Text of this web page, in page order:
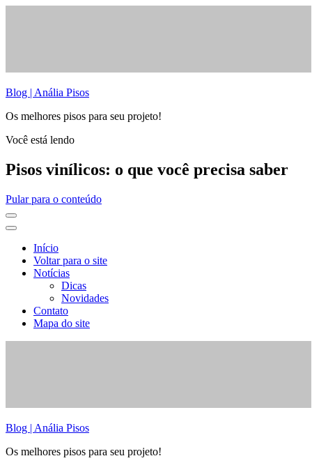
Blog | Anália Pisos
Os melhores pisos para seu projeto!
Você está lendo
Pisos vinílicos: o que você precisa saber
Pular para o conteúdo
Início
Voltar para o site
Notícias
Dicas
Novidades
Contato
Mapa do site
Blog | Anália Pisos
Os melhores pisos para seu projeto!